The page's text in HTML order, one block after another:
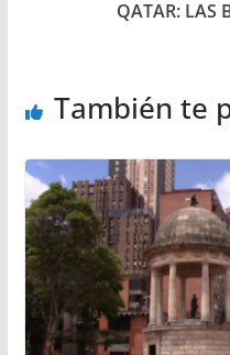
QATAR: LAS
También te